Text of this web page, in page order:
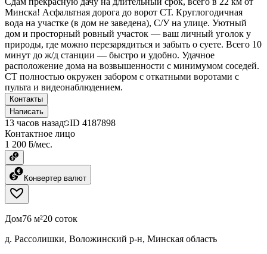
Минска! Асфальтная дорога до ворот СТ. Круглогодичная
вода на участке (в дом не заведена), С/У на улице. Уютный
дом и просторный ровный участок — ваш личный уголок у
природы, где можно перезарядиться и забыть о суете. Всего 10
минут до ж/д станции — быстро и удобно. Удачное
расположение дома на возвышенности с минимумом соседей.
СТ полностью окружен забором с откатными воротами с
пульта и видеонаблюдением.
Контакты
Написать
13 часов назад ID 4187898
Контактное лицо
1 200 ƃ/мес.
Конвертер валют
Дом76 м²20 соток
д. Рассолишки, Воложинский р-н, Минская область